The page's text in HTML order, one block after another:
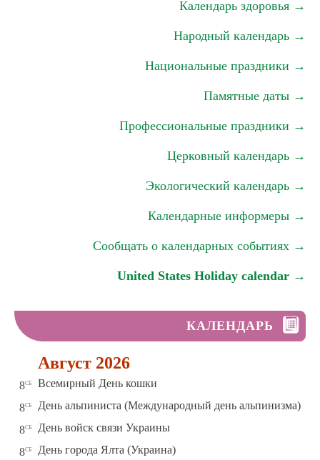
Календарь здоровья →
Народный календарь →
Национальные праздники →
Памятные даты →
Профессиональные праздники →
Церковный календарь →
Экологический календарь →
Календарные информеры →
Сообщать о календарных событиях →
United States Holiday calendar →
КАЛЕНДАРЬ
Август 2026
8сб Всемирный День кошки
8сб День альпиниста (Международный день альпинизма)
8сб День войск связи Украины
8сб День города Ялта (Украина)